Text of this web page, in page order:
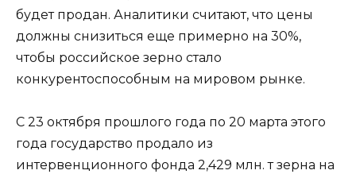
будет продан. Аналитики считают, что цены
должны снизиться еще примерно на 30%,
чтобы российское зерно стало
конкурентоспособным на мировом рынке.
С 23 октября прошлого года по 20 марта этого
года государство продало из
интервенционного фонда 2,429 млн. т зерна на